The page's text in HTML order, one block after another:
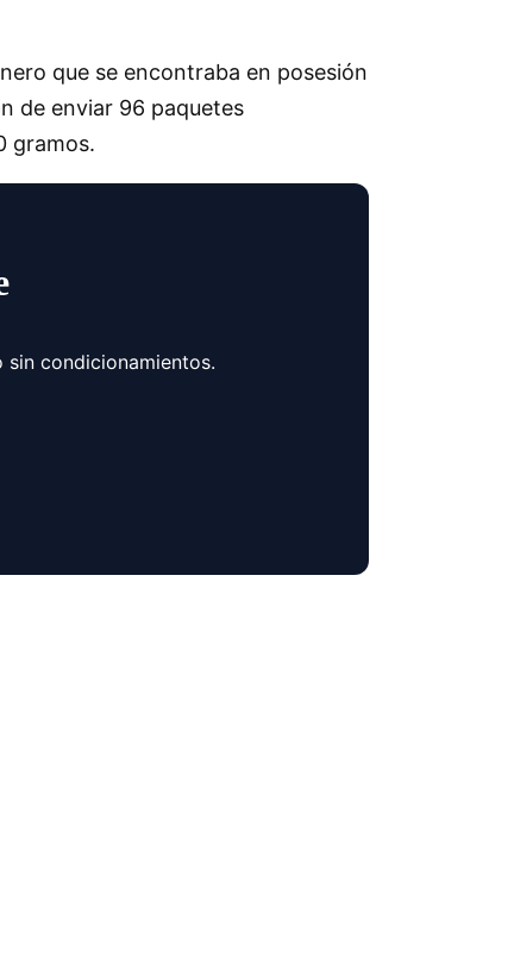
que se encontraba en posesión
de enviar 96 paquetes
gramos.
condicionamientos.